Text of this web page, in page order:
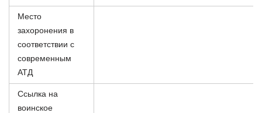
Место
захоронения в
соответствии с
современным
АТД
Ссылка на
воинское